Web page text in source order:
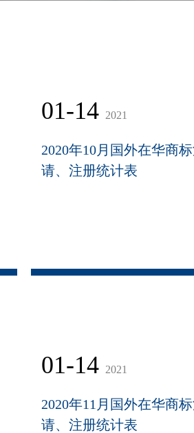
01-14 2021
2020年10月国外在华商
请、注册统计表
01-14 2021
2020年11月国外在华商
请、注册统计表